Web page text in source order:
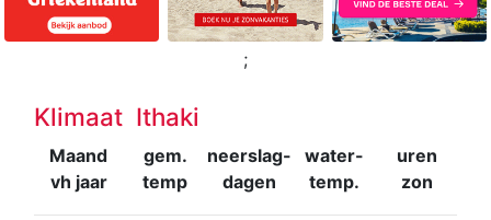
;
Klimaat Ithaki
Maand
vh jaar
gem.
temp
neerslag-
dagen
water-
temp.
uren
zon